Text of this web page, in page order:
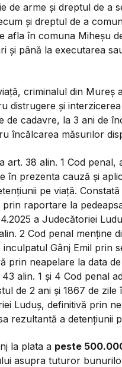
de arme și dreptul de a
și dreptul de a
afla în comuna Miheșu
și până la executarea
criminalul din Mureș
distrugere și
cadavre, la 3 ani de
încălcarea măsurilor
art. 38 alin. 1 Cod
în prezenta cauză și
pe viață.
raportare la
a Judecătoriei
2 Cod penal menține
Gânj Emil prin
prin neapelare la data
alin. 1 și 4 Cod penal
de 2 ani și 1867 de
Luduș, definitivă prin
rezultantă a detențiunii
la plata a peste
asupra tuturor